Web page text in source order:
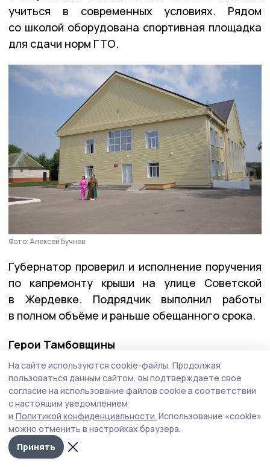
учиться в современных условиях. Рядом
со школой оборудована спортивная площадка
для сдачи норм ГТО.
Фото: Алексей Бучнев
Губернатор проверил и исполнение поручения
по капремонту крыши на улице Советской
в Жердевке. Подрядчик выполнил работы
в полном объёме и раньше обещанного срока.
Герои Тамбовщины
На этой неделе вместе с директором Высшей
школы государственного управления Олегом
Кондратенко Евгений Первышов
дипломы выпускникам региональной кадровой
программы «Герои Тамбовщины». Эта
программа разрабатывалась по инициативе
На сайте используются cookie-файлы. Продолжая
пользоваться данным сайтом, вы подтверждаете свое
согласие на использование файлов cookie в соответствии
с настоящим уведомлением
и Политикой конфиденциальности. Использование «cookie»
можно отменить в настройках браузера.
Принять